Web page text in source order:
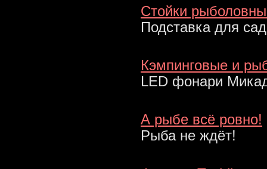
Стойки
Подставка для
Кэмпинговые и
LED фонари
А рыбе всё ровно!
Рыба не ждёт!